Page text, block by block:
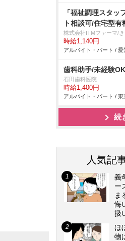
「福祉調理スタッ
ト相談可/住宅型有
株式会社ITMファーマ/
時給1,140円
アルバイト・パート / 愛
歯科助手/未経験
石田歯科医院
時給1,400円
アルバイト・パート / 東
続
人気記
義
ー
ま
悔
扱
ほ
物